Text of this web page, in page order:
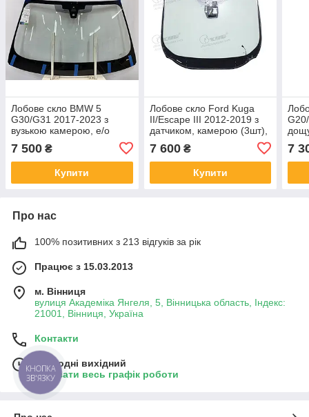
Лобове скло BMW 5
G30/G31 2017-2023 з
вузькою камерою, е/о
камери, кріпленням, без
проекції, ACOUSTIC - БМВ
5
7 500 ₴
Купити
Лобове скло Ford Kuga
II/Escape III 2012-2019 з
датчиком, камерою (3шт),
кріпленням - Форд Куга/
Ескейп
7 600₴
Купити
7
Про нас
100% позитивних з 213 відгуків за рік
Працює з 15.03.2013
м. Вінниця
вулиця Академіка Янгеля, 5, Вінницька область, Індекс:
21001, Вінниця, Україна
Контакти
Сьогодні вихідний
Показати весь графік роботи
КНОПКА
ЗВ'ЯЗКУ